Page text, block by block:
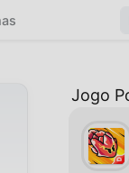
Jogo